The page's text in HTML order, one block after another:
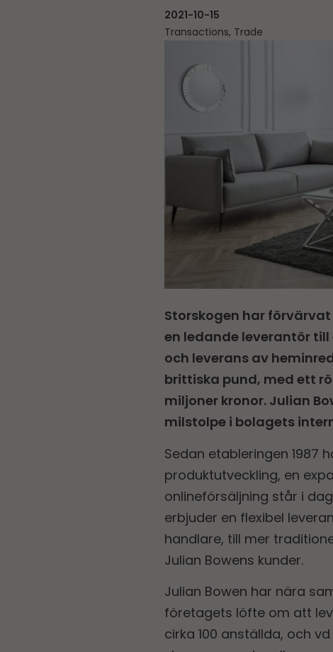
2021-10-15
Transactions, Trade
Storskogen har
en ledande leverantör
och leverans av
brittiska pund, med ett
miljoner kronor. Julian
milstolpe i bolagets
Sedan etableringen 1987
produktutveckling, en
onlineförsäljning står i
erbjuder en flexibel
handlare, till mer
Julian Bowens kunder.
Julian Bowen har nära
företagets löfte om att
cirka 100 anställda, och